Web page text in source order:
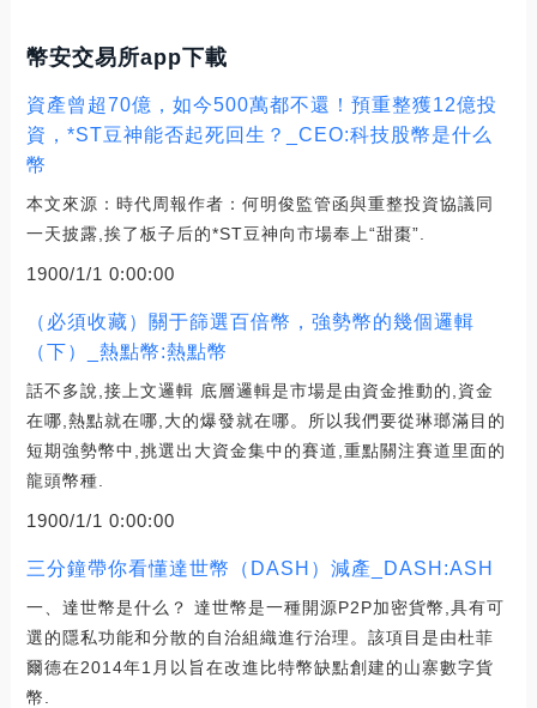
幣安交易所app下載
資產曾超70億，如今500萬都不還！預重整獲12億投
資，*ST豆神能否起死回生？_CEO:科技股幣是什么
幣
本文來源：時代周報作者：何明俊監管函與重整投資協議同
一天披露,挨了板子后的*ST豆神向市場奉上“甜棗”.
1900/1/1 0:00:00
（必須收藏）關于篩選百倍幣，強勢幣的幾個邏輯
（下）_熱點幣:熱點幣
話不多說,接上文邏輯 底層邏輯是市場是由資金推動的,資金
在哪,熱點就在哪,大的爆發就在哪。所以我們要從琳瑯滿目的
短期強勢幣中,挑選出大資金集中的賽道,重點關注賽道里面的
龍頭幣種.
1900/1/1 0:00:00
三分鐘帶你看懂達世幣（DASH）減產_DASH:ASH
一、達世幣是什么？ 達世幣是一種開源P2P加密貨幣,具有可
選的隱私功能和分散的自治組織進行治理。該項目是由杜菲
爾德在2014年1月以旨在改進比特幣缺點創建的山寨數字貨
幣.